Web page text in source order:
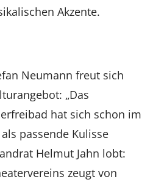
Akzente.
Neumann freut sich
„Das
hat sich schon im
passende Kulisse
Helmut Jahn lobt:
zeugt von